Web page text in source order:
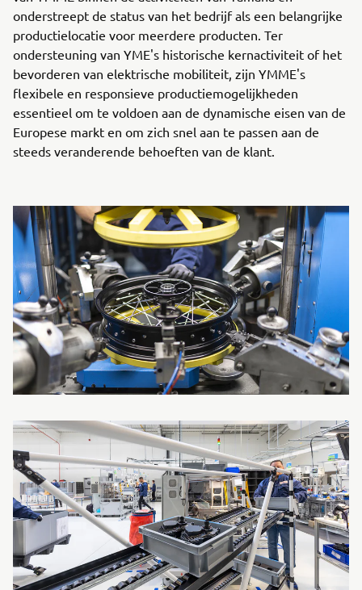
onderstreept de status van het bedrijf als een belangrijke
productielocatie voor meerdere producten. Ter
ondersteuning van YME's historische kernactiviteit of het
bevorderen van elektrische mobiliteit, zijn YMME's
flexibele en responsieve productiemogelijkheden
essentieel om te voldoen aan de dynamische eisen van de
Europese markt en om zich snel aan te passen aan de
steeds veranderende behoeften van de klant.